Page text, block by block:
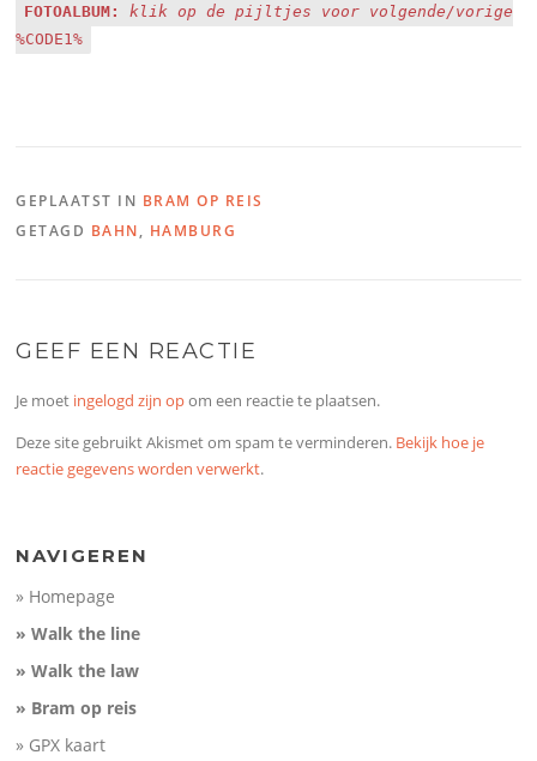
FOTOALBUM:
klik op de pijltjes voor volgende/vorige
%CODE1%
GEPLAATST IN BRAM OP REIS
GETAGD BAHN, HAMBURG
GEEF EEN REACTIE
Je moet ingelogd zijn opom een reactie te plaatsen.
Deze site gebruikt Akismet om spam te verminderen. Bekijk hoe je
reactie gegevens worden verwerkt.
NAVIGEREN
» Homepage
» Walk the line
» Walk the law
» Bram op reis
» GPX kaart